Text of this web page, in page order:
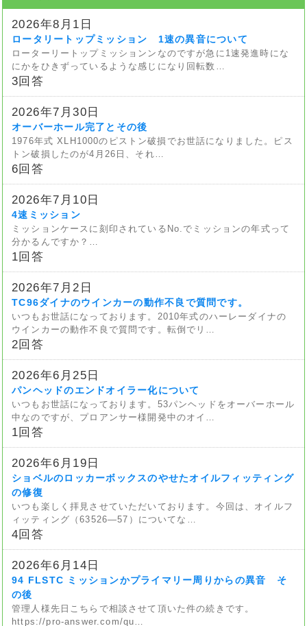
2026年8月1日
ロータリートップミッション 1速の異音について
ローターリートップミッションンなのですが急に1速発進時にな
にかをひきずっているような感じになり回転数…
3回答
2026年7月30日
オーバーホール完了とその後
1976年式 XLH1000のピストン破損でお世話になりました。ピス
トン破損したのが4月26日、それ…
6回答
2026年7月10日
4速ミッション
ミッションケースに刻印されているNo.でミッションの年式って
分かるんですか？…
1回答
2026年7月2日
TC96ダイナのウインカーの動作不良で質問です。
いつもお世話になっております。2010年式のハーレーダイナの
ウインカーの動作不良で質問です。転倒でリ…
2回答
2026年6月25日
パンヘッドのエンドオイラー化について
いつもお世話になっております。53パンヘッドをオーバーホール
中なのですが、プロアンサー様開発中のオイ…
1回答
2026年6月19日
ショベルのロッカーボックスのやせたオイルフィッティング
の修復
いつも楽しく拝見させていただいております。今回は、オイルフ
ィッティング（63526—57）についてな…
4回答
2026年6月14日
94 FLSTC ミッションかプライマリー周りからの異音 そ
の後
管理人様先日こちらで相談させて頂いた件の続きです。
https://pro-answer.com/qu…